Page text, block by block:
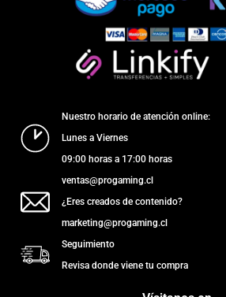
Nuestro horario de atención online:
Lunes a Viernes
09:00 horas a 17:00 horas
ventas@progaming.cl
¿Eres creados de contenido?
marketing@progaming.cl
Seguimiento
Revisa donde viene tu compra